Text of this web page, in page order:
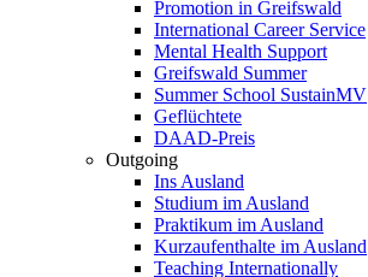
Promotion in Greifswald
International Career Service
Mental Health Support
Greifswald Summer
Summer School SustainMV
Geflüchtete
DAAD-Preis
Outgoing
Ins Ausland
Studium im Ausland
Praktikum im Ausland
Kurzaufenthalte im Ausland
Teaching Internationally